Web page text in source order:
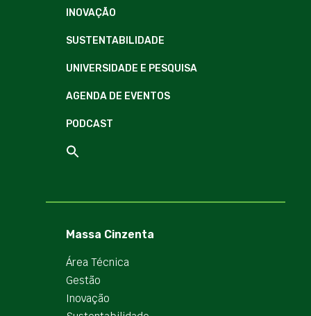
INOVAÇÃO
SUSTENTABILIDADE
UNIVERSIDADE E PESQUISA
AGENDA DE EVENTOS
PODCAST
Massa Cinzenta
Área Técnica
Gestão
Inovação